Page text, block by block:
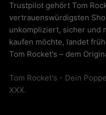
Trustpilot gehört Tom
vertrauenswürdigsten
unkompliziert, sicher und
kaufen möchte, landet
Tom Rocket's – dem
Tom Rocket's - Dein
XXX.